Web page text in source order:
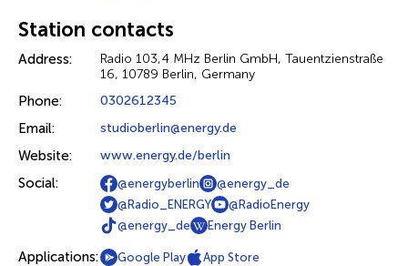
Station contacts
Address:
Radio 103,4 MHz Berlin GmbH, Tauentzienstraße
16, 10789 Berlin, Germany
Phone: 0302612345
Email: studioberlin@energy.de
Website: www.energy.de/berlin
Social: @energyberlin
@energy_de
@Radio_ENERGY
@RadioEnergy
@energy_de
Energy Berlin
Applications: Google Play App Store